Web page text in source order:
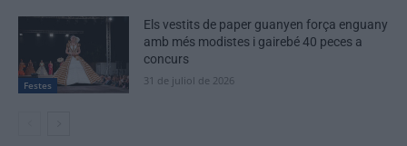
Festes
Els vestits de paper guanyen força enguany
amb més modistes i gairebé 40 peces a
concurs
31 de juliol de 2026